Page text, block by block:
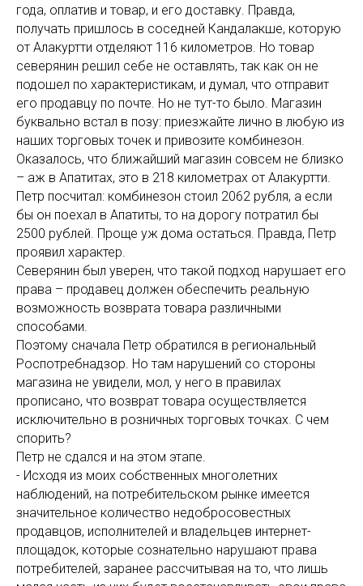
года, оплатив и товар, и его доставку. Правда,
получать пришлось в соседней Кандалакше, которую
от Алакуртти отделяют 116 километров. Но товар
северянин решил себе не оставлять, так как он не
подошел по характеристикам, и думал, что отправит
его продавцу по почте. Но не тут-то было. Магазин
буквально встал в позу: приезжайте лично в любую из
наших торговых точек и привозите комбинезон.
Оказалось, что ближайший магазин совсем не близко
– аж в Апатитах, это в 218 километрах от Алакуртти.
Петр посчитал: комбинезон стоил 2062 рубля, а если
бы он поехал в Апатиты, то на дорогу потратил бы
2500 рублей. Проще уж дома остаться. Правда, Петр
проявил характер.
Северянин был уверен, что такой подход нарушает его
права – продавец должен обеспечить реальную
возможность возврата товара различными
способами.
Поэтому сначала Петр обратился в региональный
Роспотребнадзор. Но там нарушений со стороны
магазина не увидели, мол, у него в правилах
прописано, что возврат товара осуществляется
исключительно в розничных торговых точках. С чем
спорить?
Петр не сдался и на этом этапе.
- Исходя из моих собственных многолетних
наблюдений, на потребительском рынке имеется
значительное количество недобросовестных
продавцов, исполнителей и владельцев интернет-
площадок, которые сознательно нарушают права
потребителей, заранее рассчитывая на то, что лишь